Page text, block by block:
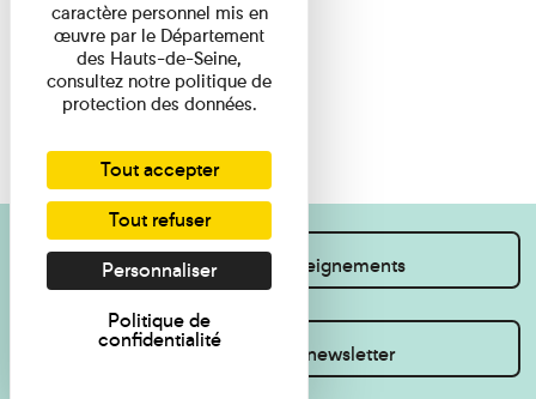
Je souhaite des renseignements
Inscrivez-vous à la newsletter
caractère personnel mis en
œuvre par le Département
des Hauts-de-Seine,
consultez notre politique de
protection des données.
Tout accepter
Tout refuser
Personnaliser
Politique de
confidentialité